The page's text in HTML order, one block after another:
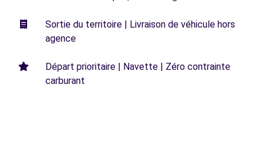
Sortie du territoire | Livraison de véhicule hors
agence
Départ prioritaire | Navette | Zéro contrainte
carburant